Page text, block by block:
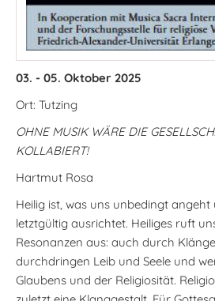
03. - 05. Oktober 2025
Ort: Tutzing
OHNE MUSIK WÄRE DIE
KOLLABIERT!
Hartmut Rosa
Heilig ist, was uns unbedingt angeht
letztgültig ausrichtet. Heiliges ruft
Resonanzen aus: auch durch
durchdringen Leib und Seele und
Glaubens und der Religiosität.